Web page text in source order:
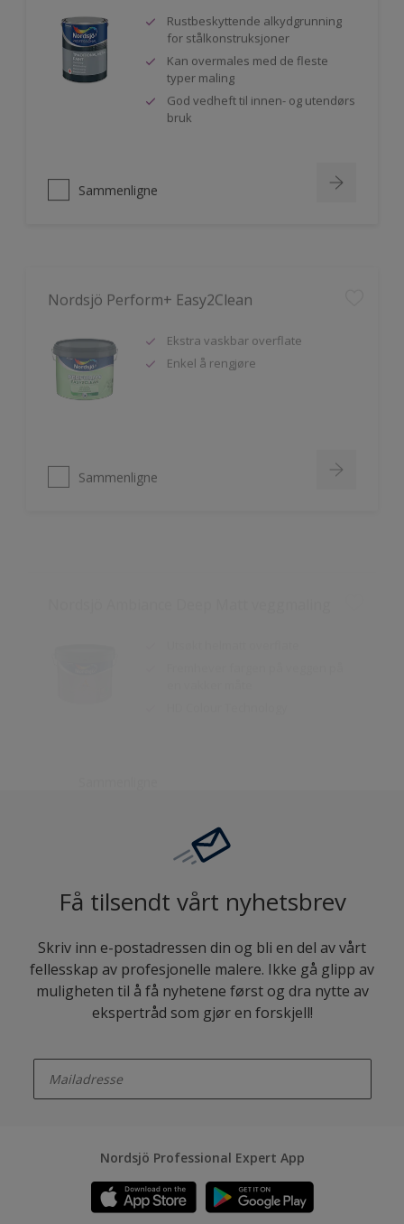
Rustbeskyttende alkydgrunning
for stålkonstruksjoner
Kan overmales med de fleste
typer maling
God vedheft til innen- og utendørs
bruk
Sammenligne
Ekstra vaskbar overflate
Enkel å rengjøre
Få tilsendt vårt nyhetsbrev
Skriv inn e-postadressen din og bli en del av vårt
fellesskap av profesjonelle malere. Ikke gå glipp av
muligheten til å få nyhetene først og dra nytte av
ekspertråd som gjør en forskjell!
Nordsjö Professional Expert App